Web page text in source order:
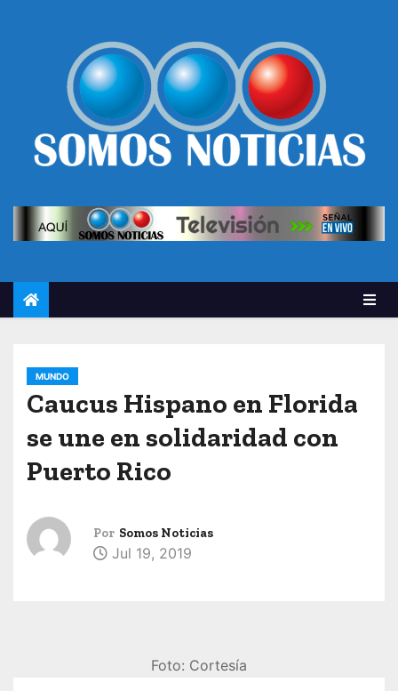
MUNDO
Caucus Hispano en Florida
se une en solidaridad con
Puerto Rico
Por Somos Noticias
Jul 19, 2019
Foto: Cortesía